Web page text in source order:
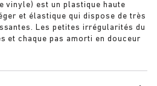
vinyle) est un plastique haute
et élastique qui dispose de très
Les petites irrégularités du
et chaque pas amorti en douceur